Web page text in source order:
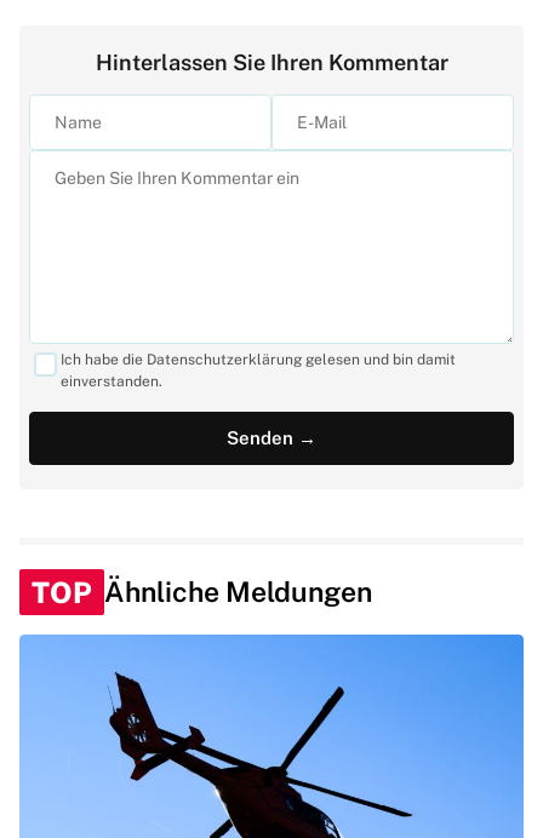
Hinterlassen Sie Ihren Kommentar
Ich habe die Datenschutzerklärung gelesen und bin damit
einverstanden.
TOP Ähnliche Meldungen